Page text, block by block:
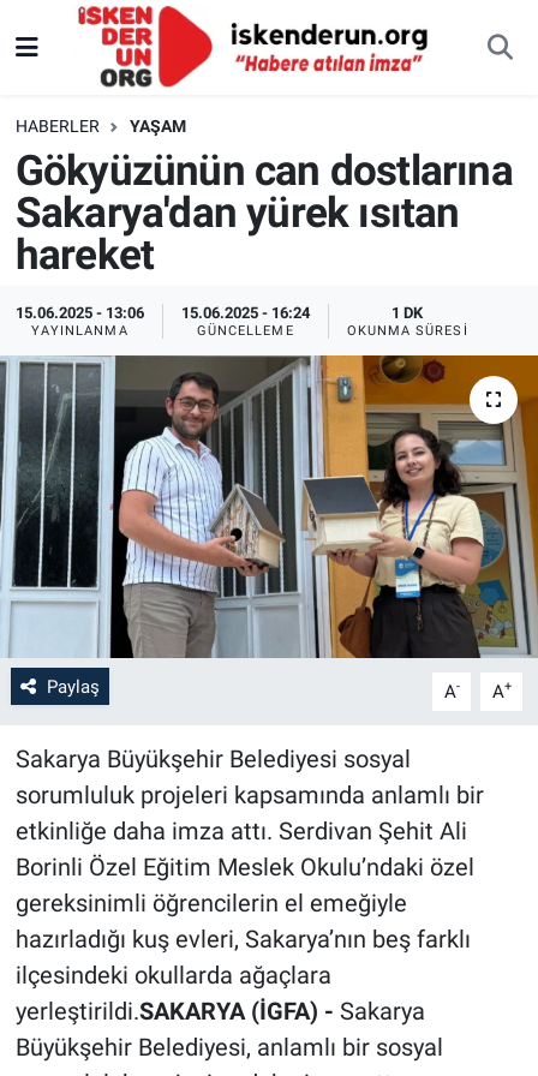
HABERLER YAŞAM
Gökyüzünün can dostlarına
Sakarya'dan yürek ısıtan
hareket
15.06.2025 - 13:06
YAYINLANMA
15.06.2025 - 16:24
GÜNCELLEME
1 DK
OKUNMA SÜRESI
Paylaş A- A+
Sakarya Büyükşehir Belediyesi sosyal
sorumluluk projeleri kapsamında anlamlı bir
etkinliğe daha imza attı. Serdivan Şehit Ali
Borinli Özel Eğitim Meslek Okulu’ndaki özel
gereksinimli öğrencilerin el emeğiyle
hazırladığı kuş evleri, Sakarya’nın beş farklı
ilçesindeki okullarda ağaçlara
yerleştirildi.SAKARYA (İGFA) - Sakarya
Büyükşehir Belediyesi, anlamlı bir sosyal